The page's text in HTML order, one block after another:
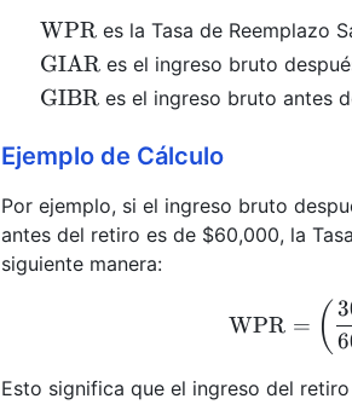
\text{WPR}
WPR es la Tasa de Reemplazo
\text{GIAR}
GIAR es el ingreso bruto
\text{GIBR}
GIBR es el ingreso bruto antes
Ejemplo de Cálculo
Por ejemplo, si el ingreso bruto
antes del retiro es de $60,000, la
siguiente manera:
WPR = (
Esto significa que el ingreso del